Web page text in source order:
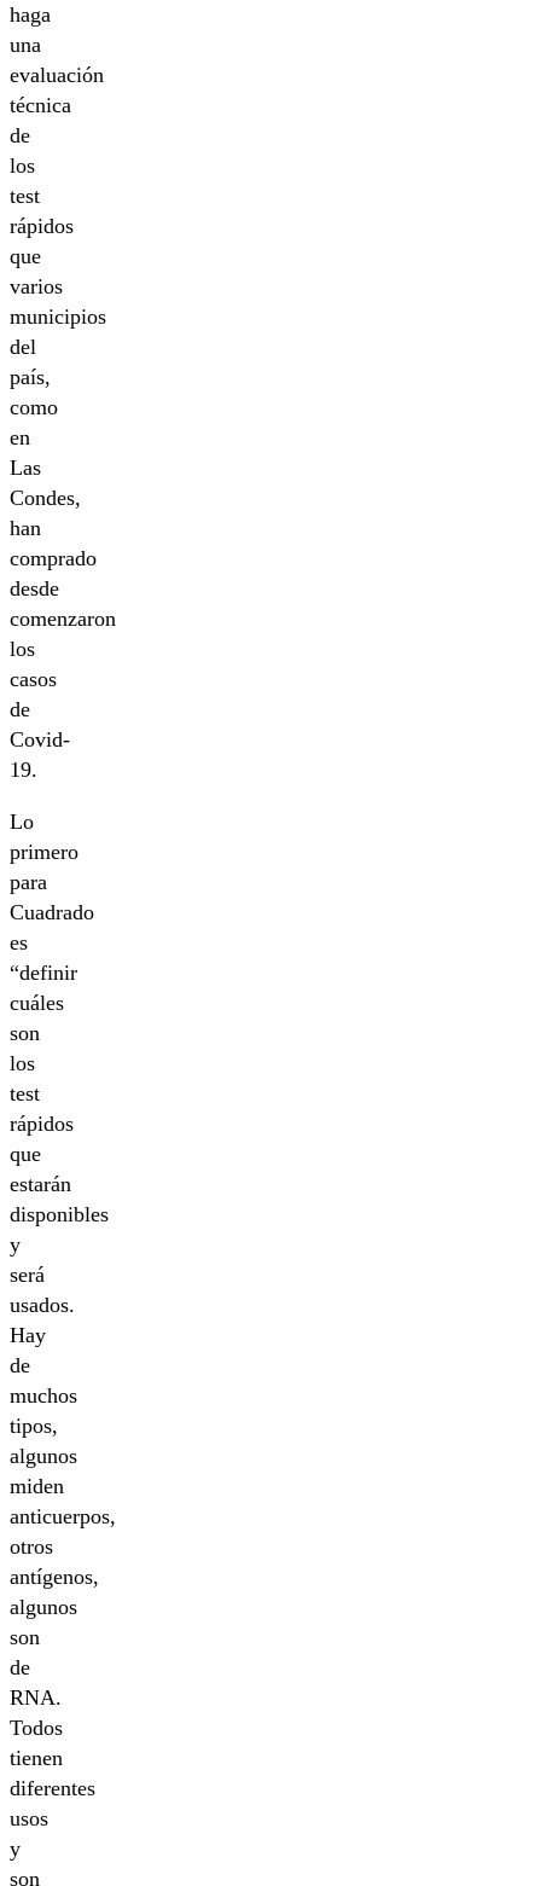
haga
una
evaluación
técnica
de
los
test
rápidos
que
varios
municipios
del
país,
como
en
Las
Condes,
han
comprado
desde
comenzaron
los
casos
de
Covid-
19.
Lo
primero
para
Cuadrado
es
“definir
cuáles
son
los
test
rápidos
que
estarán
disponibles
y
será
usados.
Hay
de
muchos
tipos,
algunos
miden
anticuerpos,
otros
antígenos,
algunos
son
de
RNA.
Todos
tienen
diferentes
usos
y
son